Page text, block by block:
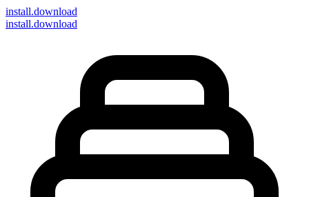
install.download
install.download